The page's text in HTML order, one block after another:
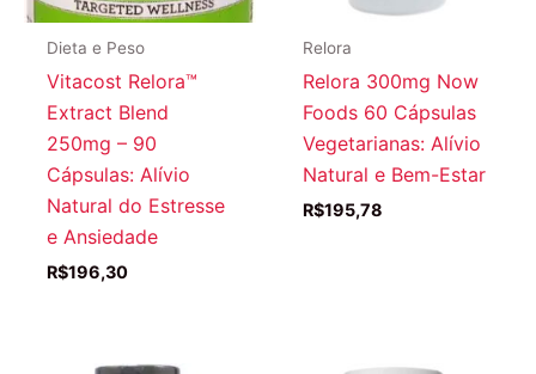
Dieta e Peso
Vitacost Relora™
Extract Blend
250mg – 90
Cápsulas: Alívio
Natural do Estresse
e Ansiedade
R$196,30
Relora
Relora 300mg Now
Foods 60 Cápsulas
Vegetarianas: Alívio
Natural e Bem-Estar
R$195,78